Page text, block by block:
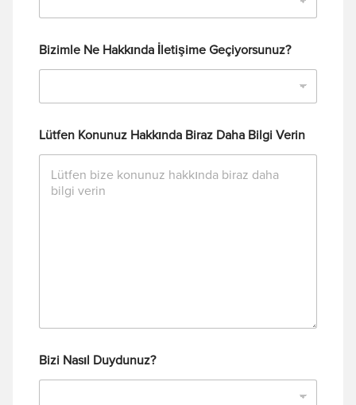
Bizimle Ne Hakkında İletişime Geçiyorsunuz?
Lütfen Konunuz Hakkında Biraz Daha Bilgi Verin
Bizi Nasıl Duydunuz?